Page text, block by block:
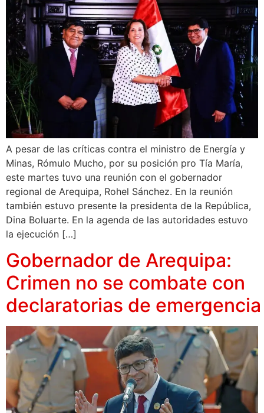
A pesar de las críticas contra el ministro de Energía y
Minas, Rómulo Mucho, por su posición pro Tía María,
este martes tuvo una reunión con el gobernador
regional de Arequipa, Rohel Sánchez. En la reunión
también estuvo presente la presidenta de la República,
Dina Boluarte. En la agenda de las autoridades estuvo
la ejecución […]
Gobernador de Arequipa:
Crimen no se combate con
declaratorias de emergencia